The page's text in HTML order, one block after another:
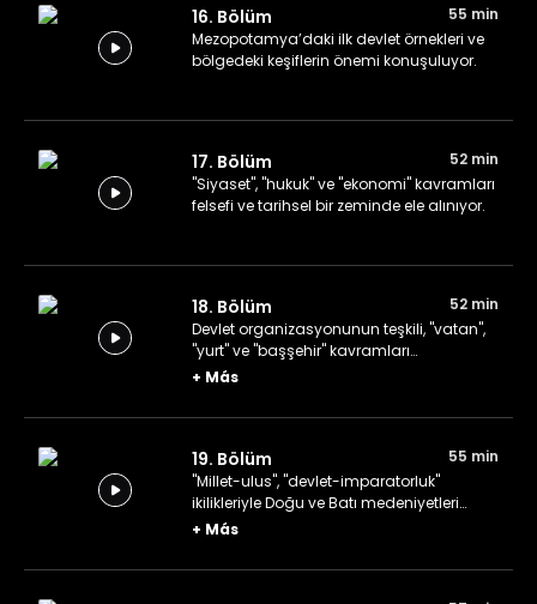
16. Bölüm
55 min
Mezopotamya’daki ilk devlet örnekleri ve
bölgedeki keşiflerin önemi konuşuluyor.
17. Bölüm
52 min
"Siyaset", "hukuk" ve "ekonomi" kavramları
felsefi ve tarihsel bir zeminde ele alınıyor.
18. Bölüm
52 min
Devlet organizasyonunun teşkili, "vatan",
"yurt" ve "başşehir" kavramları
konuşuluyor.
+ Más
19. Bölüm
55 min
"Millet-ulus", "devlet-imparatorluk"
ikilikleriyle Doğu ve Batı medeniyetleri
konuşuluyor.
+ Más